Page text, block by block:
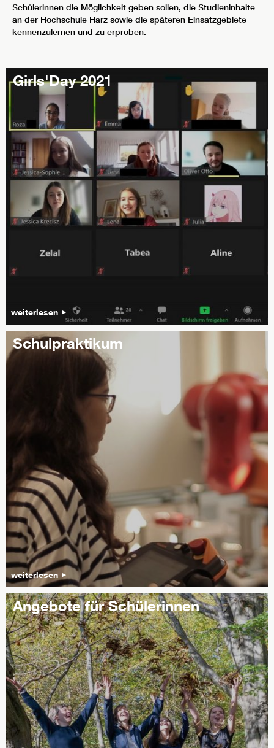
Schülerinnen die Möglichkeit geben sollen, die Studieninhalte
an der Hochschule Harz sowie die späteren Einsatzgebiete
kennenzulernen und zu erproben.
Girls'Day 2021
weiterlesen
Schulpraktikum
weiterlesen
Angebote für Schülerinnen